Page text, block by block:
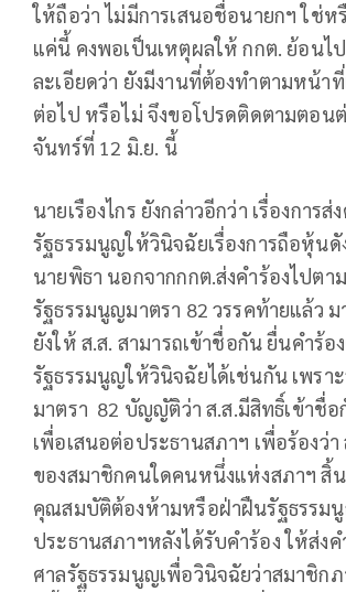
ให้ถือว่า ไม่มีการเสนอชื่อนายกฯ ใช่ห
แค่นี้ คงพอเป็นเหตุผลให้ กกต. ย้อนไ
ละเอียดว่า ยังมีงานที่ต้องทำตามหน้า
ต่อไป หรือไม่ จึงขอโปรดติดตามตอน
จันทร์ที่ 12 มิ.ย. นี้
นายเรืองไกร ยังกล่าวอีกว่า เรื่องการส่
รัฐธรรมนูญให้วินิจฉัยเรื่องการถือหุ้นดั
นายพิธา นอกจากกกต.ส่งคำร้องไปตา
รัฐธรรมนูญมาตรา 82 วรรคท้ายแล้ว ม
ยังให้ ส.ส. สามารถเข้าชื่อกัน ยื่นคำร้อ
รัฐธรรมนูญให้วินิจฉัยได้เช่นกัน เพรา
มาตรา 82 บัญญัติว่า ส.ส.มีสิทธิ์เข้าชื่
เพื่อเสนอต่อประธานสภาฯ เพื่อร้องว่
ของสมาชิกคนใดคนหนึ่งแห่งสภาฯ สิ้น
คุณสมบัติต้องห้ามหรือฝ่าฝืนรัฐธรรมนู
ประธานสภาฯหลังได้รับคำร้อง ให้ส่ง
ศาลรัฐธรรมนูญเพื่อวินิจฉัยว่าสมาชิก